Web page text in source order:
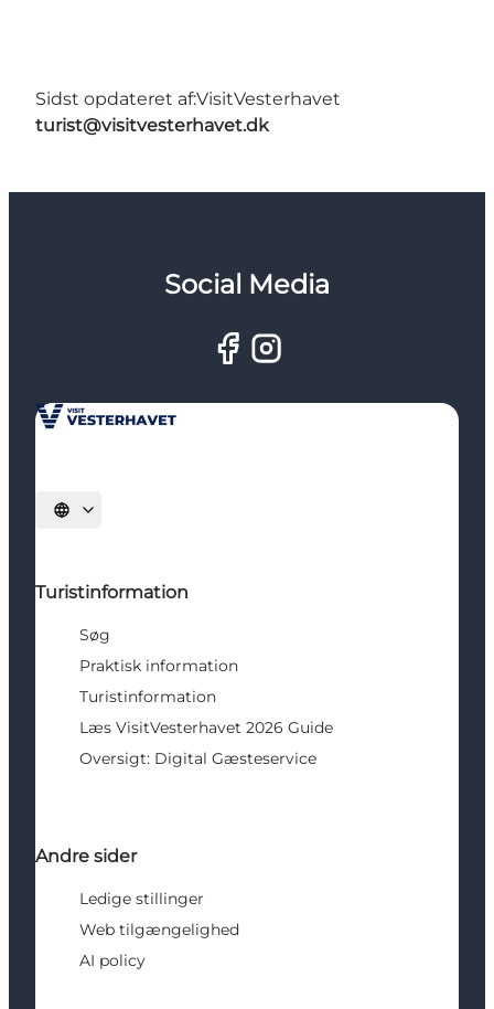
Sidst opdateret af:VisitVesterhavet
turist@visitvesterhavet.dk
Social Media
Vælg sprog
Turistinformation
Søg
Praktisk information
Turistinformation
Læs VisitVesterhavet 2026 Guide
Oversigt: Digital Gæsteservice
Andre sider
Ledige stillinger
Web tilgængelighed
AI policy